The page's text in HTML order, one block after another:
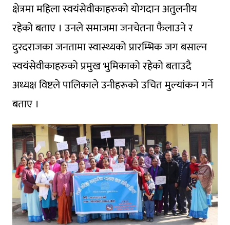
क्षेत्रमा महिला स्वयंसेवीकाहरुकाे याेगदान अतुलनीय
रहेको बताए । उनले समाजमा जनचेतना फैलाउने र
दुरदराजका जनतामा स्वास्थ्यको प्रारम्भिक जग बसाल्न
स्वयंसेवीकाहरुकाे प्रमुख भुमिकाको रहेको बताउदै
अध्यक्ष विष्टले पालिकाले उनीहरूको उचित मुल्यांकन गर्ने
बताए ।